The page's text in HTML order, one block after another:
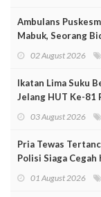
Ambulans
Mabuk, Seorang
02 August 2026
Ikatan Lima Suku
Jelang HUT Ke-81
03 August 2026
Pria Tewas
Polisi Siaga Cegah
01 August 2026